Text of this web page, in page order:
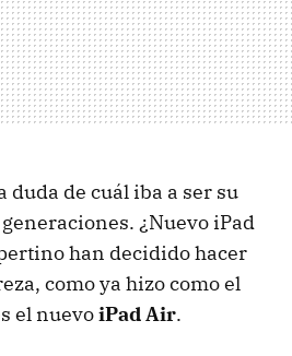
duda de cuál iba a ser su
¿Nuevo iPad
han decidido hacer
como ya hizo como el
el nuevoiPad Air.